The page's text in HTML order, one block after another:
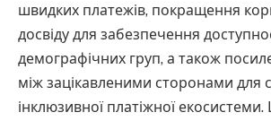
швидких платежів, покращення
досвіду для забезпечення
демографічних груп, а також
між зацікавленими сторонами для
інклюзивної платіжної екосистеми.